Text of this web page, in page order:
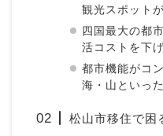
観光スポット
四国最大の都
活コストを下
都市機能がコ
海・山といっ
松山市移住で困